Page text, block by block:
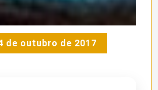
de outubro de 2017